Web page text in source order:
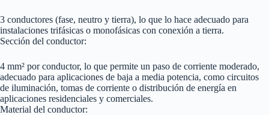
3 conductores (fase, neutro y tierra), lo que lo hace adecuado para
instalaciones trifásicas o monofásicas con conexión a tierra.
Sección del conductor:
4 mm² por conductor, lo que permite un paso de corriente moderado,
adecuado para aplicaciones de baja a media potencia, como circuitos
de iluminación, tomas de corriente o distribución de energía en
aplicaciones residenciales y comerciales.
Material del conductor: